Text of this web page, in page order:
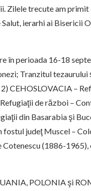
Zilele trecute am
ierarhi ai Bisericii
în perioada 16-18
Tranzitul
CEHOSLOVACIA –
de război –
din Basarabia şi
judeţ Muscel –
(1886-
POLONIA şi